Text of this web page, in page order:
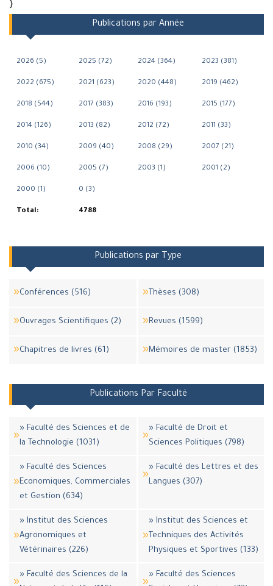
}
Publications par Année
2026 (5) 2025 (72) 2024 (364) 2023 (381)
2022 (675) 2021 (623) 2020 (448) 2019 (462)
2018 (544) 2017 (383) 2016 (193) 2015 (177)
2014 (126) 2013 (82) 2012 (72) 2011 (33)
2010 (34) 2009 (40) 2008 (29) 2007 (21)
2006 (10) 2005 (7) 2003 (1) 2001 (2)
2000 (1) 0 (3)
Total: 4788
Publications par Type
Conférences (516) Thèses (308)
Ouvrages Scientifiques (2) Revues (1599)
Chapitres de livres (61) Mémoires de master (1853)
Publications Par Faculté
» Faculté des Sciences et de
la Technologie (1031)
» Faculté de Droit et
Sciences Politiques (798)
» Faculté des Sciences
Economiques, Commerciales
et Gestion (634)
» Faculté des Lettres et des
Langues (307)
» Institut des Sciences
Agronomiques et
Vétérinaires (226)
» Institut des Sciences et
Techniques des Activités
Physiques et Sportives (133)
» Faculté des Sciences de la
» Faculté des Sciences